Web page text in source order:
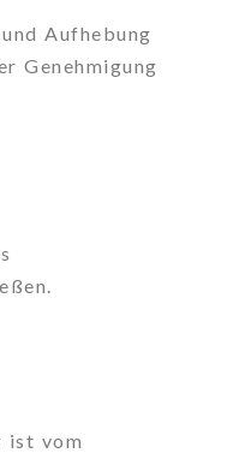
Aufhebung
Genehmigung
ist vom